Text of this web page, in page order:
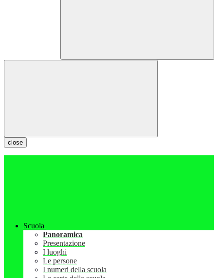
close
Scuola
Panoramica
Presentazione
I luoghi
Le persone
I numeri della scuola